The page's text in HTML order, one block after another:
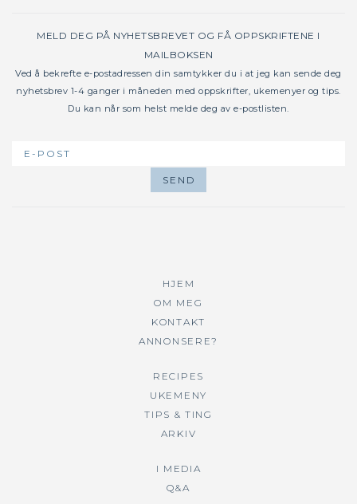
MELD DEG PÅ NYHETSBREVET OG FÅ OPPSKRIFTENE I
MAILBOKSEN
Ved å bekrefte e-postadressen din samtykker du i at jeg kan sende deg
nyhetsbrev 1-4 ganger i måneden med oppskrifter, ukemenyer og tips.
Du kan når som helst melde deg av e-postlisten.
HJEM
OM MEG
KONTAKT
ANNONSERE?
RECIPES
UKEMENY
TIPS & TING
ARKIV
I MEDIA
Q&A